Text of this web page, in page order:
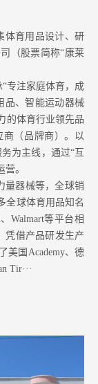
体育用品设计、研
（股票简称“康莱
专注家庭体育，成
品、智能运动器械
的体育行业领先品
商（品牌商）。以
为主线，通过“互
。
量器械等，全球销
全球体育用品知名
、Walmart等平台相
凭借产品研发生产
美国Academy、德
Tir···